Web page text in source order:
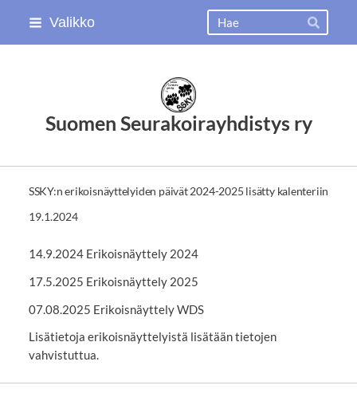
Siirry
Valikko
Hae
Suomen Seurakoirayhdistys ry
SSKY:n erikoisnäyttelyiden päivät 2024-2025 lisätty kalenteriin
19.1.2024
14.9.2024 Erikoisnäyttely 2024
17.5.2025 Erikoisnäyttely 2025
07.08.2025 Erikoisnäyttely WDS
Lisätietoja erikoisnäyttelyistä lisätään tietojen
vahvistuttua.